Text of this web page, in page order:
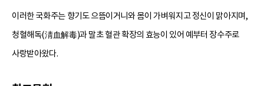
이러한 국화주는 향기도 으뜸이거니와 몸이 가벼워지고 정신이 맑아지며,
청혈해독(淸血解毒)과 말초 혈관 확장의 효능이 있어 예부터 장수주로
사랑받아왔다.